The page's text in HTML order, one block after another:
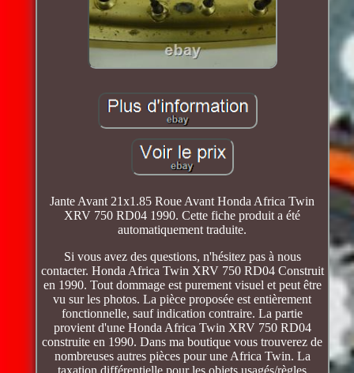
Jante Avant 21x1.85 Roue Avant Honda Africa Twin
XRV 750 RD04 1990. Cette fiche produit a été
automatiquement traduite.
Si vous avez des questions, n'hésitez pas à nous
contacter. Honda Africa Twin XRV 750 RD04 Construit
en 1990. Tout dommage est purement visuel et peut être
vu sur les photos. La pièce proposée est entièrement
fonctionnelle, sauf indication contraire. La partie
provient d'une Honda Africa Twin XRV 750 RD04
construite en 1990. Dans ma boutique vous trouverez de
nombreuses autres pièces pour une Africa Twin. La